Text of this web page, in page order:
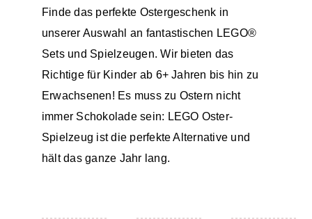
Finde das perfekte Ostergeschenk in
unserer Auswahl an fantastischen LEGO®
Sets und Spielzeugen. Wir bieten das
Richtige für Kinder ab 6+ Jahren bis hin zu
Erwachsenen! Es muss zu Ostern nicht
immer Schokolade sein: LEGO Oster-
Spielzeug ist die perfekte Alternative und
hält das ganze Jahr lang.